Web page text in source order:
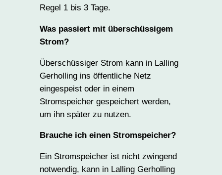
Regel 1 bis 3 Tage.
Was passiert mit überschüssigem
Strom?
Überschüssiger Strom kann in Lalling
Gerholling ins öffentliche Netz
eingespeist oder in einem
Stromspeicher gespeichert werden,
um ihn später zu nutzen.
Brauche ich einen Stromspeicher?
Ein Stromspeicher ist nicht zwingend
notwendig, kann in Lalling Gerholling